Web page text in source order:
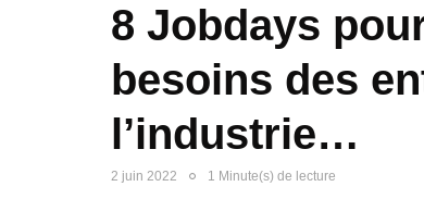
8 Jobdays
besoins des
l’industrie…
2 juin 2022 1 Minute(s) de lecture